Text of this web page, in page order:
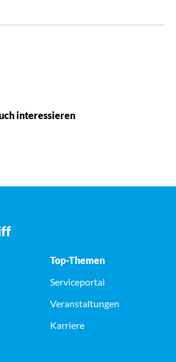
interessieren
Top-Themen
Serviceportal
Veranstaltungen
Karriere